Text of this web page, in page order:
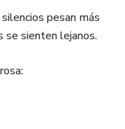
pesan más
se sienten lejanos.